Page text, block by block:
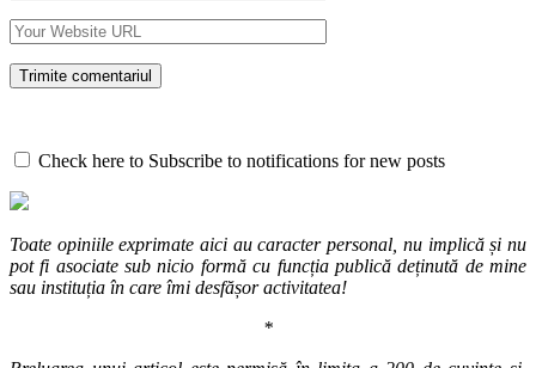
Check here to Subscribe to notifications for new posts
Toate opiniile exprimate aici au caracter personal, nu implică și nu
pot fi asociate sub nicio formă cu funcția publică deținută de mine
sau instituția în care îmi desfășor activitatea!
*